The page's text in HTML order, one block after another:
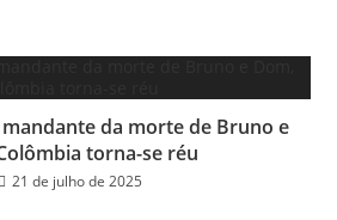
da morte de Bruno e
torna-se réu
21 de julho de 2025